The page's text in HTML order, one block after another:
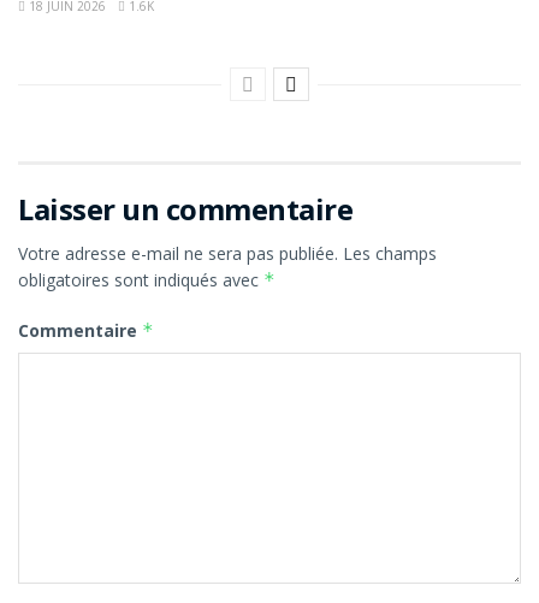
18 JUIN 2026 1.6K
Laisser un commentaire
Votre adresse e-mail ne sera pas publiée. Les champs
obligatoires sont indiqués avec *
Commentaire *